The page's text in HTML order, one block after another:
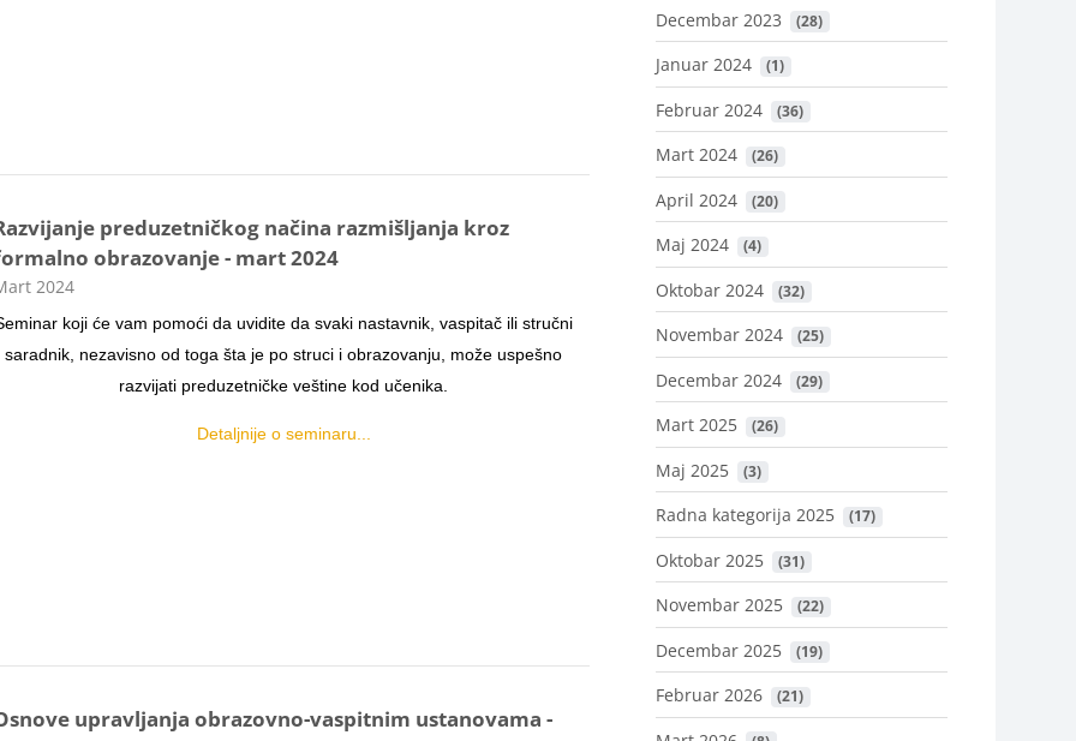
preduzetničkog načina razmišljanja kroz
obrazovanje - mart 2024
kursa
2024
koji će vam pomoći da uvidite da svaki nastavnik, vaspitač ili stručni
saradnik, nezavisno od toga šta je po struci i obrazovanju, može uspešno
razvijati preduzetničke veštine kod učenika.
Detaljnije o seminaru...
upravljanja obrazovno-vaspitnim ustanovama -
Decembar 2023 (28)
Januar 2024 (1)
Februar 2024 (36)
Mart 2024 (26)
April 2024 (20)
Maj 2024 (4)
Oktobar 2024 (32)
Novembar 2024 (25)
Decembar 2024 (29)
Mart 2025 (26)
Maj 2025 (3)
Radna kategorija 2025 (17)
Oktobar 2025 (31)
Novembar 2025 (22)
Decembar 2025 (19)
Februar 2026 (21)